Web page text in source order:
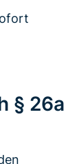
§ 26a